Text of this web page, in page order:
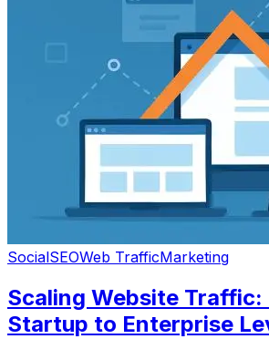
SocialSEOWeb TrafficMarketing
Scaling Website Traffic:
Startup to Enterprise